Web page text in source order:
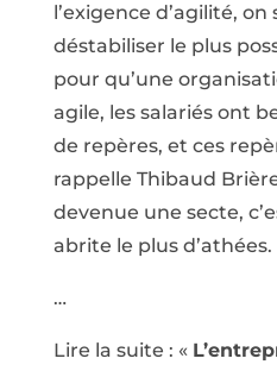
l’exigence d’agilité,
déstabiliser le plus
pour qu’une
agile, les salariés ont
de repères, et ces
rappelle Thibaud
devenue une secte,
abrite le plus d’athées.
…
Lire la suite : «